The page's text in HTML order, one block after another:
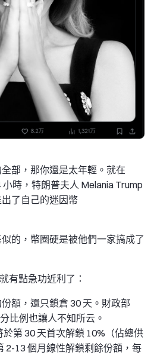
部，那你還是太年輕。就在
時，特朗普夫人 Melania Trump
了自己的迷因幣
的，幣圈硬是被他們一家搞成了
有點急功近利了：
額，還只鎖倉 30 天。財政部
比例也讓人不知所云。
第 30 天首次解鎖 10%（佔總供
2-13 個月線性解鎖剩餘份額，每